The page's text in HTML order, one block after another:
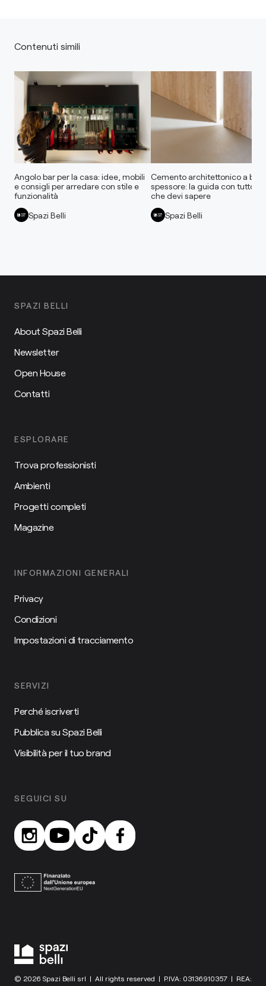
Contenuti simili
Angolo bar per la casa: idee, mobili
e consigli per arredare con stile e
funzionalità
Spazi Belli
Cemento architettonico a
spessore: la guida con tutto
che devi sapere
Spazi Belli
SPAZI BELLI
About Spazi Belli
Newsletter
Open House
Contatti
ESPLORARE
Trova professionisti
Ambienti
Progetti completi
Magazine
INFORMAZIONI GENERALI
Privacy
Condizioni
Impostazioni di tracciamento
SERVIZI
Perché iscriverti
Pubblica su Spazi Belli
Visibilità per il tuo brand
SEGUICI SU
© 2026 Spazi Belli srl | All rights reserved | P.IVA: 03136910357 | REA: